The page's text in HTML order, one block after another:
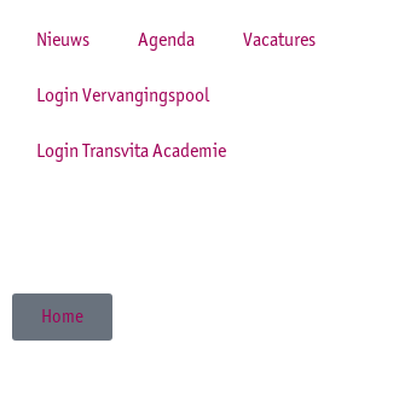
Nieuws Agenda Vacatures
Login Vervangingspool
Login Transvita Academie
Home